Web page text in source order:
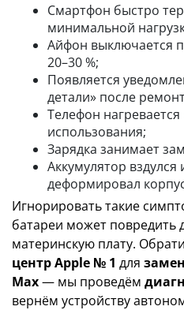
Смартфон быстро
минимальной
Айфон выключается
20–30 %;
Появляется
детали» после
Телефон
использования;
Зарядка занимает
Аккумулятор вздулся
деформировал
Игнорировать такие
батареи может повредить
материнскую плату.
центр Apple № 1 для
Max— мы проведём
вернём устройству